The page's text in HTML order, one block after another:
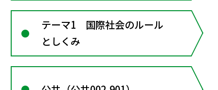
テーマ1 国際社会のルール
としくみ